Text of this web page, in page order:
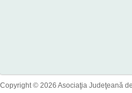
Copyright © 2026 Asociaţia Judeţeană